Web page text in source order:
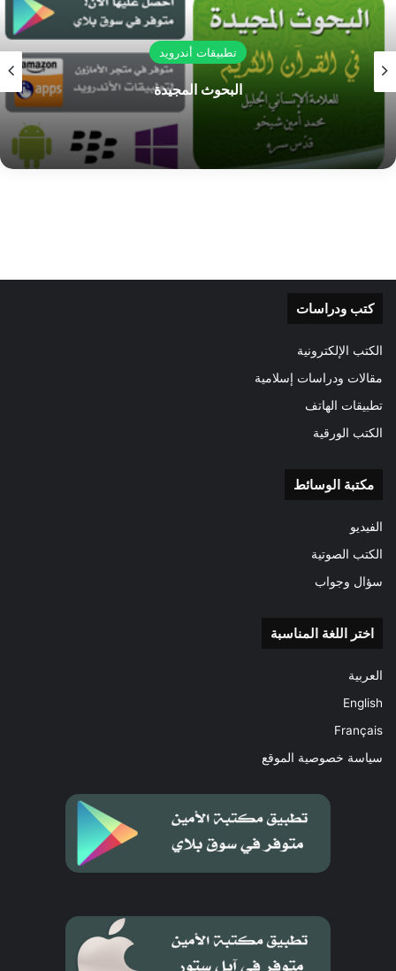
من مراجع تاريخية؟
هل العلامة محمد أمين شيخو كان صوفياً؟ وأريد
أن أفهم القرآن فهم صحيح.
هل يعلم الميت قبل أن يُدفن بأنه ميت؟
كتب ودراسات
الكتب الإلكترونية
مقالات ودراسات إسلامية
تطبيقات الهاتف
الكتب الورقية
مكتبة الوسائط
الفيديو
الكتب الصوتية
سؤال وجواب
اختر اللغة المناسبة
العربية
English
Français
سياسة خصوصية الموقع